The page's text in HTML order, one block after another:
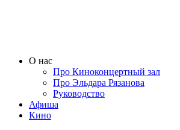
О нас
Про Киноконцертный зал
Про Эльдара Рязанова
Руководство
Афиша
Кино